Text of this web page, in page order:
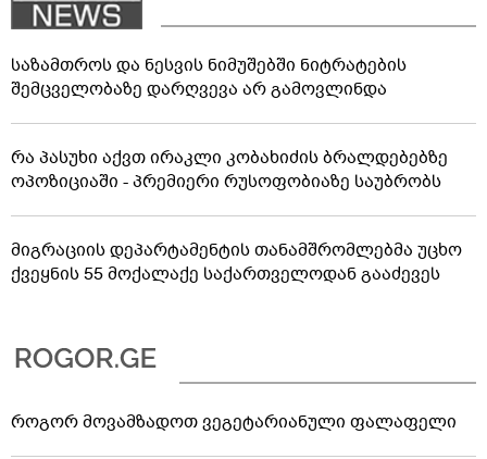
საზამთროს და ნესვის ნიმუშებში ნიტრატების
შემცველობაზე დარღვევა არ გამოვლინდა
რა პასუხი აქვთ ირაკლი კობახიძის ბრალდებებზე
ოპოზიციაში - პრემიერი რუსოფობიაზე საუბრობს
მიგრაციის დეპარტამენტის თანამშრომლებმა უცხო
ქვეყნის 55 მოქალაქე საქართველოდან გააძევეს
როგორ მოვამზადოთ ვეგეტარიანული ფალაფელი